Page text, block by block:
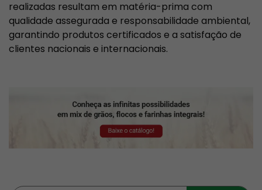
realizadas resultam em matéria-prima com
qualidade assegurada e responsabilidade ambiental,
garantindo produtos certificados e a satisfação de
clientes nacionais e internacionais.